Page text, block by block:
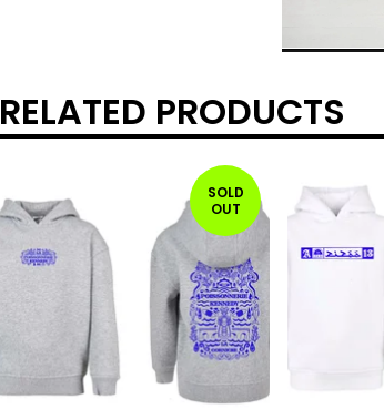
RELATED PRODUCTS
SOLD
OUT